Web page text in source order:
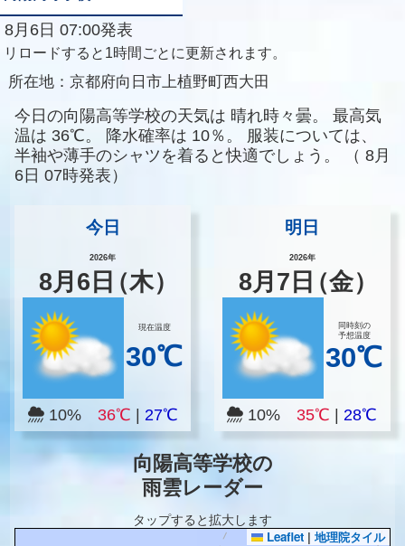
8月6日 07:00発表
リロードすると1時間ごとに更新されます。
所在地： 京都府向日市上植野町西大田
今日の向陽高等学校の天気は 晴れ時々曇。
最高気
温は 36℃。 降水確率は 10％。
服装については、
半袖や薄手のシャツを着ると快適でしょう。
（ 8月
6日 07時発表）
今日
2026年
8月 6 日（木）
現在温度
30℃
10% 36℃ 27℃
明日
2026年
8月 7 日（金）
同時刻の
予想温度
30℃
10%35℃ |28℃
向陽高等学校の
雨雲レーダー
タップすると拡大します
Leaflet | 地理院タイル